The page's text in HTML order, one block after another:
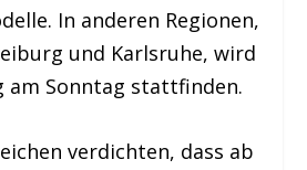
In anderen Regionen,
und Karlsruhe, wird
am Sonntag stattfinden.
verdichten, dass ab